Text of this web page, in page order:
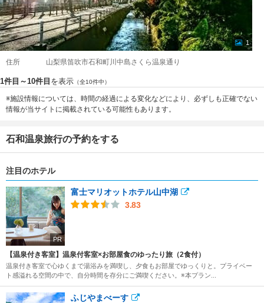
1
住所 山梨県笛吹市石和町川中島さくら温泉通り
1件目～10件目 を表示 （全10件中）
※施設情報については、時間の経過による変化などにより、必ずしも正確でない
情報が当サイトに掲載されている可能性もあります。
石和温泉旅行の予約をする
注目のホテル
PR
富士マリオットホテル山中湖
3.83
【温泉付き客室】温泉付客室×お部屋食のゆったり旅（2食付）
温泉付き客室で心ゆくまで湯浴みを満喫し、夕食もお部屋でゆっくりと。プライベー
ト感溢れる空間の中で、自分時間を存分にご満喫ください。※本プラン...
ふじやまべーす